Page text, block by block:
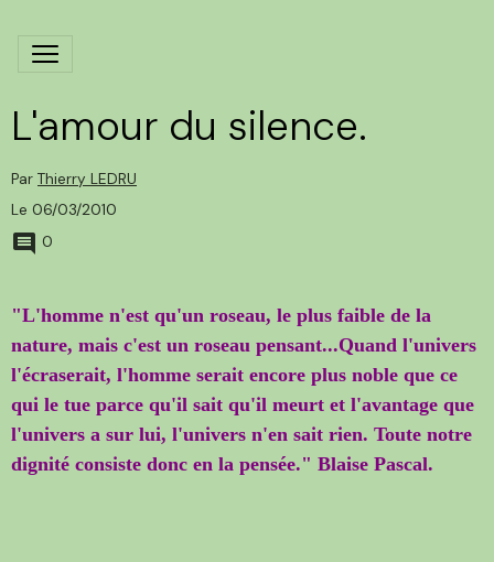
L'amour du silence.
Par Thierry LEDRU
Le 06/03/2010
0
"L'homme n'est qu'un roseau, le plus faible de la
nature, mais c'est un roseau pensant...Quand l'univers
l'écraserait, l'homme serait encore plus noble que ce
qui le tue parce qu'il sait qu'il meurt et l'avantage que
l'univers a sur lui, l'univers n'en sait rien. Toute notre
dignité consiste donc en la pensée." Blaise Pascal.